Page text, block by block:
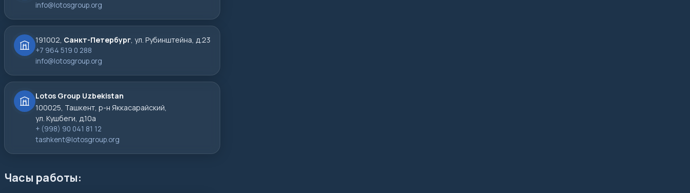
info@lotosgroup.org
191002, Санкт-Петербург, ул. Рубинштейна, д.23
+7 964 519 0 288
info@lotosgroup.org
Lotos Group Uzbekistan
100025, Ташкент, р-н Яккасарайский,
ул. Кушбеги, д.10а
+ (998) 90 041 81 12
tashkent@lotosgroup.org
Часы работы: